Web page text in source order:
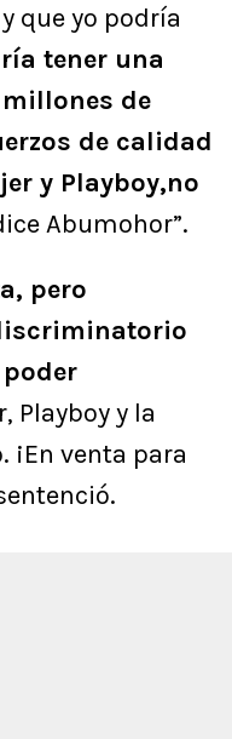
que yo podría
tener una
de
de calidad
y Playboy,no
Abumohor”.
pero
Playboy y la
venta para